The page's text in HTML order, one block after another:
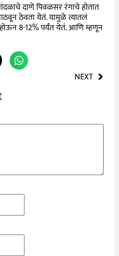
दाणे पिवळसर रंगाचे होतात
ठेवता येतं. यामुळे त्यातलं
8-12% पर्यंत येतं. आणि म्हणून
NEXT